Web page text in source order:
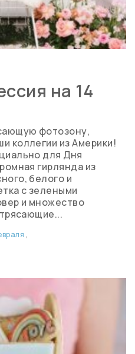
на 14
фотозону,
коллегии из Америки!
для Дня
гирлянда из
белого и
с зелеными
и множество
,